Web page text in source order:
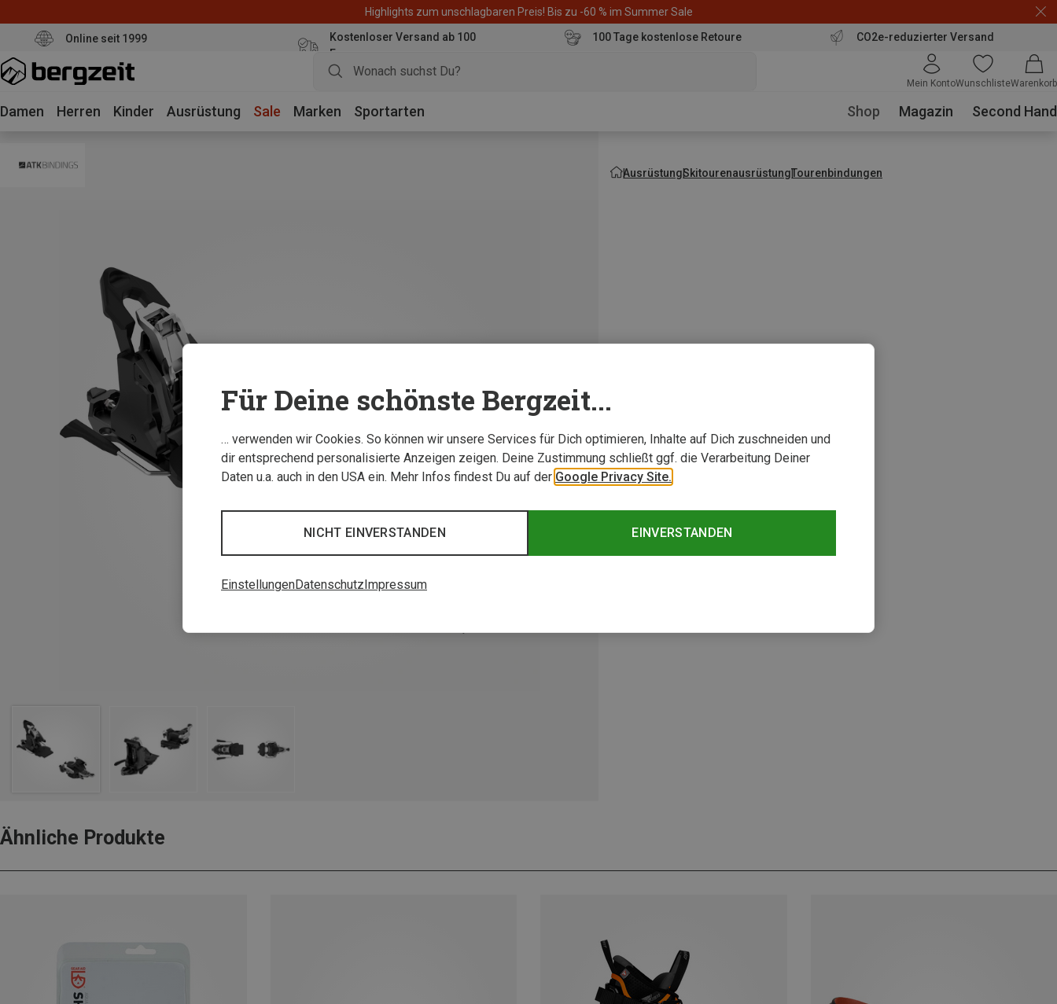
Highlights zum unschlagbaren Preis! Bis zu -60 % im Summer Sale
Online seit 1999
Kostenloser Versand ab 100
Euro
100 Tage kostenlose Retoure CO2e-reduzierter Versand
Mein KontoWunschlisteWarenkorb
Damen Herren Kinder Ausrüstung Sale Marken Sportarten Shop Magazin Second Hand
AusrüstungSkitourenausrüstungTourenbindungen
Ähnliche Produkte
Für Deine schönste Bergzeit...
… verwenden wir Cookies. So können wir unsere Services für Dich optimieren, Inhalte auf Dich zuschneiden und
dir entsprechend personalisierte Anzeigen zeigen. Deine Zustimmung schließt ggf. die Verarbeitung Deiner
Daten u.a. auch in den USA ein. Mehr Infos findest Du auf der Google Privacy Site.
EINVERSTANDEN
NICHT EINVERSTANDEN
EinstellungenDatenschutzImpressum